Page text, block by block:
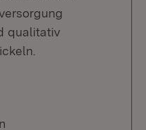
qualitativ